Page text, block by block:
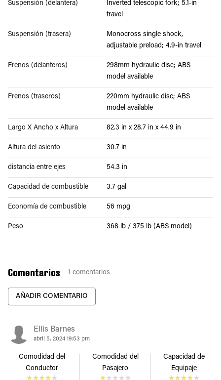
Suspensión (delantera)
Inverted telescopic fork; 5.1-in
travel
Suspensión (trasera)
Monocross single shock,
adjustable preload; 4.9-in travel
Frenos (delanteros)
298mm hydraulic disc; ABS
model available
Frenos (traseros)
220mm hydraulic disc; ABS
model available
Largo X Ancho x Altura 82.3 in x 28.7 in x 44.9 in
Altura del asiento 30.7 in
distancia entre ejes 54.3 in
Capacidad de combustible 3.7 gal
Economía de combustible 56 mpg
Peso 368 lb / 375 lb (ABS model)
Comentarios 1 comentarios
AÑADIR COMENTARIO
Ellis Barnes
abril 5, 2024 19:53 pm
Comodidad del
Conductor
Comodidad del
Pasajero
Capacidad de
Equipaje